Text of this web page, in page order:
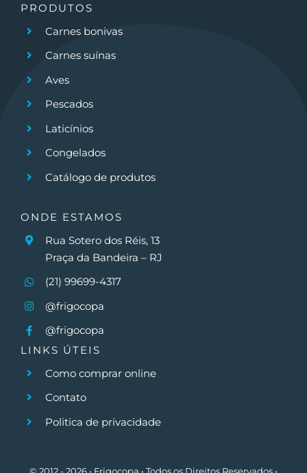
PRODUTOS
Carnes bonivas
Carnes suínas
Aves
Pescados
Laticínios
Congelados
Catálogo de produtos
ONDE ESTAMOS
Rua Sotero dos Réis, 13
Praça da Bandeira – RJ
(21) 99699-4317
@frigocopa
@frigocopa
LINKS ÚTEIS
Como comprar online
Contato
Politica de privacidade